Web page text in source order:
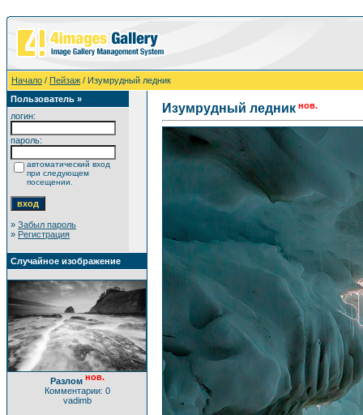
Начало / Пейзаж / Изумрудный ледник
Пользователь »
логин:
пароль:
автоматический вход
при следующем
посещении.
» Забыл пароль
» Регистрация
Случайное изображение
Разлом нов.
Комментарии: 0
vadimb
Изумрудный ледник нов.